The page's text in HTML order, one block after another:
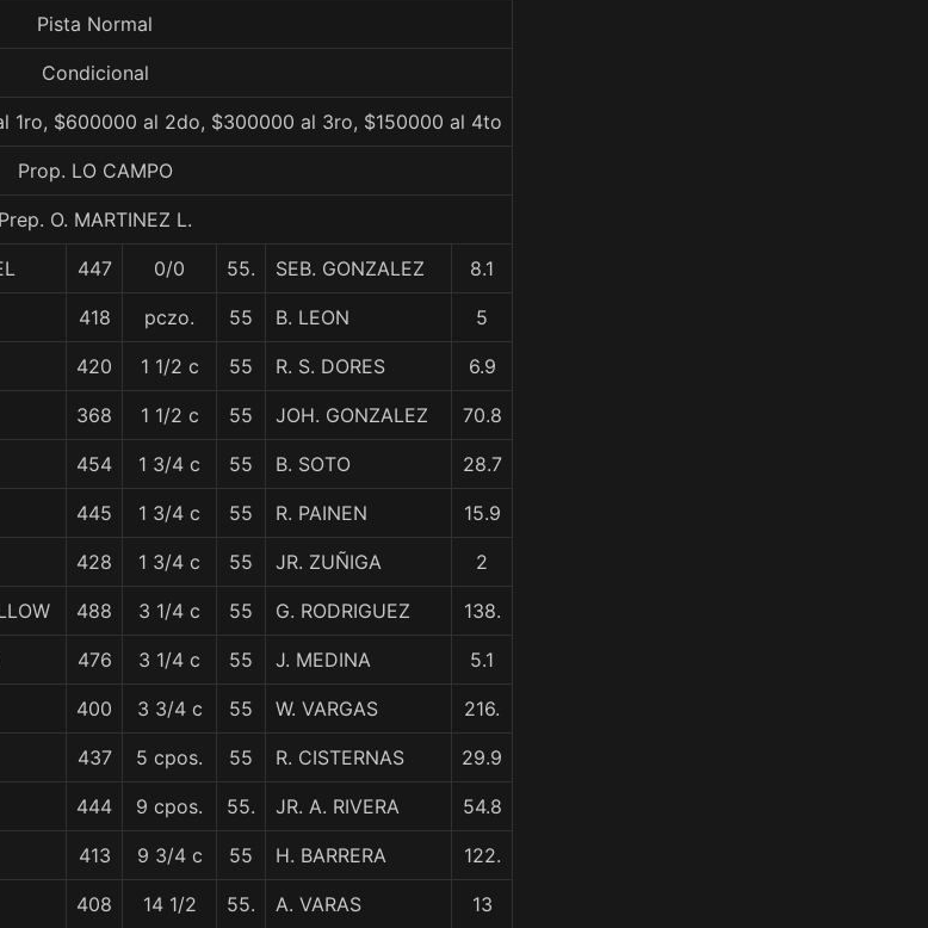
Pista Normal
Condicional
1ro, $600000 al 2do, $300000 al 3ro, $150000 al 4to
Prop. LO CAMPO
Prep. O. MARTINEZ L.
447 0/0 55. SEB. GONZALEZ 8.1
418 pczo. 55 B. LEON 5
420 1 1/2 c 55 R. S. DORES 6.9
368 1 1/2 c 55 JOH. GONZALEZ 70.8
454 1 3/4 c 55 B. SOTO 28.7
445 1 3/4 c 55 R. PAINEN 15.9
428 1 3/4 c 55 JR. ZUÑIGA 2
488 3 1/4 c 55 G. RODRIGUEZ 138.
476 3 1/4 c 55 J. MEDINA 5.1
400 3 3/4 c 55 W. VARGAS 216.
437 5 cpos. 55 R. CISTERNAS 29.9
444 9 cpos. 55. JR. A. RIVERA 54.8
413 9 3/4 c 55 H. BARRERA 122.
408 14 1/2 55. A. VARAS 13